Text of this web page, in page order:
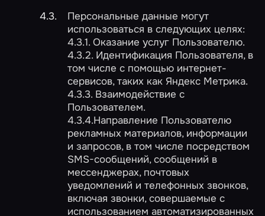
Персональные данные могут
использоваться в следующих целях:
4.3.1. Оказание услуг Пользователю.
4.3.2. Идентификация Пользователя, в
том числе с помощью интернет-
сервисов, таких как Яндекс Метрика.
4.3.3. Взаимодействие с
Пользователем.
4.3.4.Направление Пользователю
рекламных материалов, информации
и запросов, в том числе посредством
SMS-сообщений, сообщений в
мессенджерах, почтовых
уведомлений и телефонных звонков,
включая звонки, совершаемые с
использованием автоматизированных